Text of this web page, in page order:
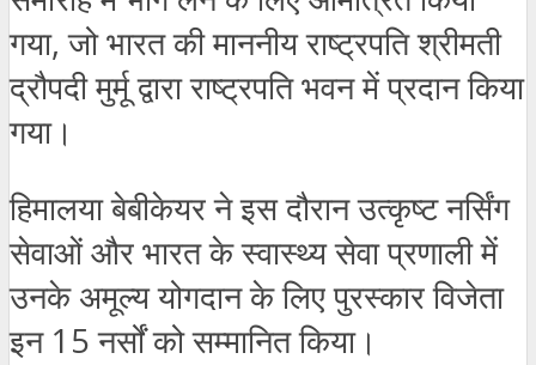
गया, जो भारत की माननीय राष्ट्रपति श्रीमती
द्रौपदी मुर्मू द्वारा राष्ट्रपति भवन में प्रदान किया
गया।
हिमालया बेबीकेयर ने इस दौरान उत्कृष्ट नर्सिंग
सेवाओं और भारत के स्वास्थ्य सेवा प्रणाली में
उनके अमूल्य योगदान के लिए पुरस्कार विजेता
इन 15 नर्सों को सम्मानित किया।